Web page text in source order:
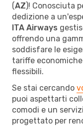
(AZ)! Conosciuta
dedizione a
ITA Airways
offrendo una
soddisfare le
tariffe
flessibili.
Se stai cercando
puoi aspettarti
comodi e un
progettato per